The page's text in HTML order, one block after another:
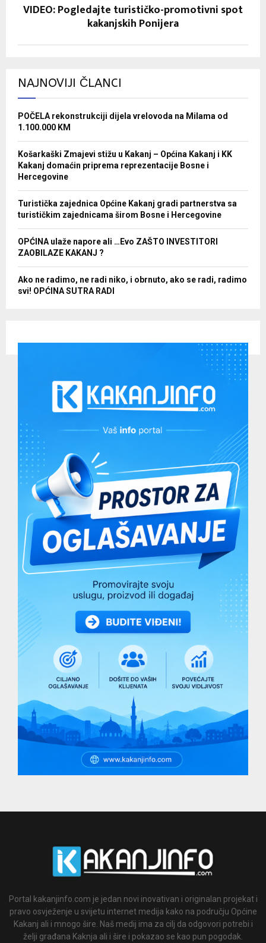
VIDEO: Pogledajte turističko-promotivni spot
kakanjskih Ponijera
NAJNOVIJI ČLANCI
POČELA rekonstrukciji dijela vrelovoda na Milama od
1.100.000 KM
Košarkaški Zmajevi stižu u Kakanj – Općina Kakanj i KK
Kakanj domaćin priprema reprezentacije Bosne i
Hercegovine
Turistička zajednica Općine Kakanj gradi partnerstva sa
turističkim zajednicama širom Bosne i Hercegovine
OPĆINA ulaže napore ali …Evo ZAŠTO INVESTITORI
ZAOBILAZE KAKANJ ?
Ako ne radimo, ne radi niko, i obrnuto, ako se radi, radimo
svi! OPĆINA SUTRA RADI
Portal kakanjinfo.com je jedan novi inovativan i originalan projekat i
pravo osvježenje u svijetu internet medija kako na području Općine
Kakanj ali i mnogo šire. Naš medij ima za cilj da odgovori potrebi i
želji građana Kaknja ali i šire i pokazao se kao pun pogodak.